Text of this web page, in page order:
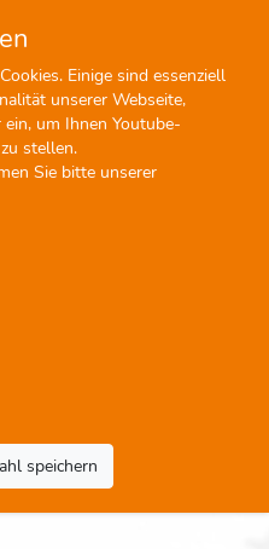
Einige sind essenziell
unserer Webseite,
um Ihnen Youtube-
stellen.
Sie bitte unserer
speichern
Profisuche